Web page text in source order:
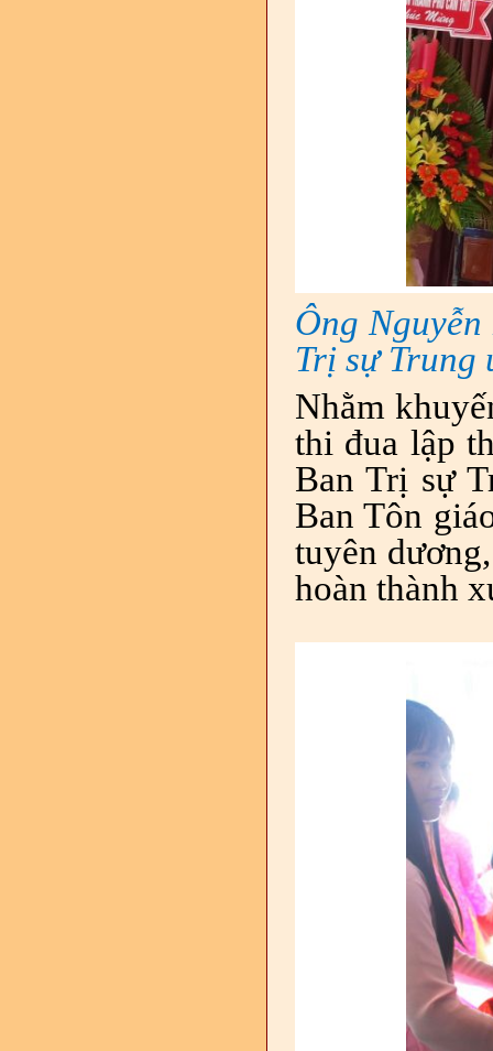
Ông
Trị sự Trung
Nhằm
thi đua lập
Ban Trị sự
Ban Tôn
tuyên
hoàn thành